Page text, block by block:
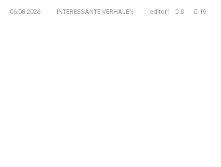
06.08.2026 INTERESSANTE VERHALEN editor1 0 19